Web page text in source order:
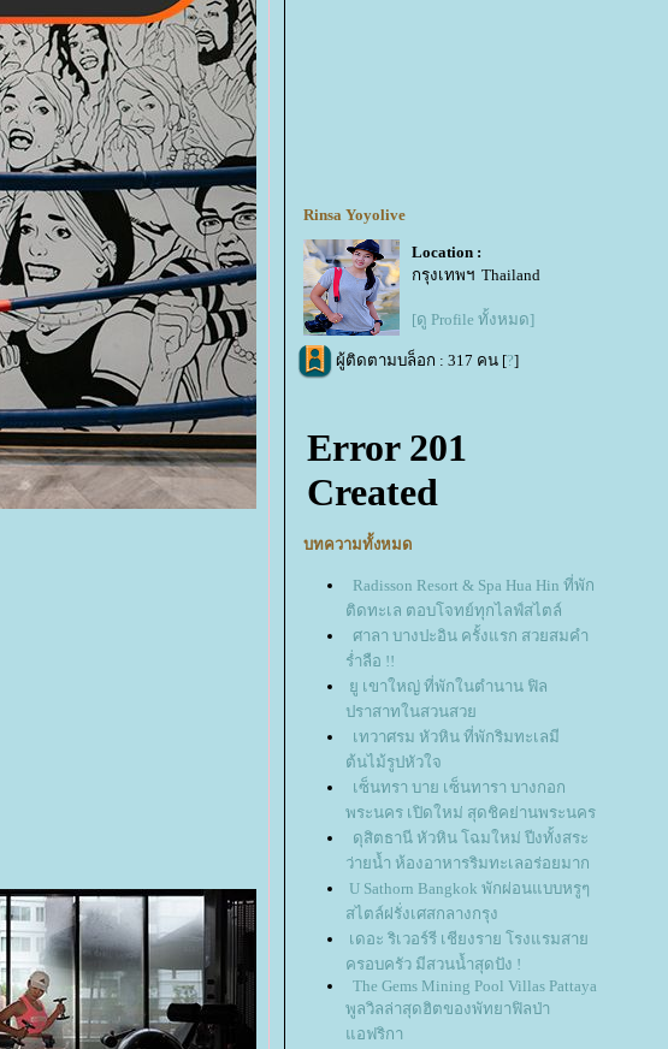
Rinsa Yoyolive
Location :
กรุงเทพฯ Thailand
[ดู Profile ทั้งหมด]
ผู้ติดตามบล็อก : 317 คน [?]
บทความทั้งหมด
Radisson Resort & Spa Hua Hin ที่พัก
ติดทะเล ตอบโจทย์ทุกไลฟ์สไตล์
ศาลา บางปะอิน ครั้งแรก สวยสมคำ
ร่ำลือ !!
ู เขาใหญ่ ที่พักในตำนาน ฟิล
ปราสาทในสวนสว
เทวาศรม หัวหิน ที่พักริมทะเลมี
ต้นไม้รูปหัวใจ
เซ็นทรา บาย เซ็นทารา บางกอก
พระนคร เปิดใหม่ สุดชิคย่านพระนคร
ดุสิตธานี หัวหิน โฉมใหม่ ปีงทั้งสระ
ว่ายน้ำ ห้องอาหารริมทะเลอร่อยมาก
U Sathorn Bangkok พักผ่อนแบบหรูๆ
สไตล์ฝรั่งเศสกลางกรุง
เดอะ ริเวอร์รี เชียงราย โรงแรมสา
ครอบครัว มีสวนน้ำสุดปัง !
The Gems Mining Pool Villas Pattaya
พูลวิลล่าสุดฮิตของพัทยาฟิลป่า
อฟริกา